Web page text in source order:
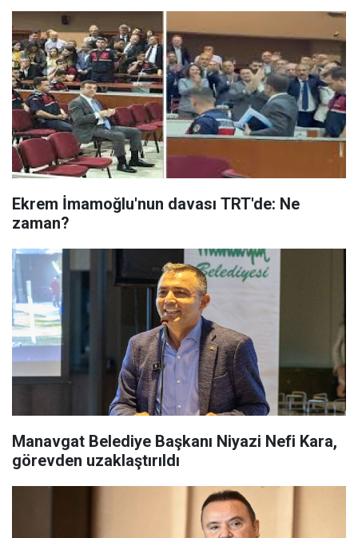
Ekrem İmamoğlu'nun davası TRT'de: Ne
zaman?
Manavgat Belediye Başkanı Niyazi Nefi Kara,
görevden uzaklaştırıldı